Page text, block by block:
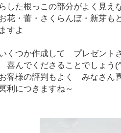
した根っこの部分がよく見え
花・蕾・さくらんぼ・新芽も
すよ
くつか作成して プレゼント
んでくださることでしょう
客様の評判もよく みなさん
利につきますね～